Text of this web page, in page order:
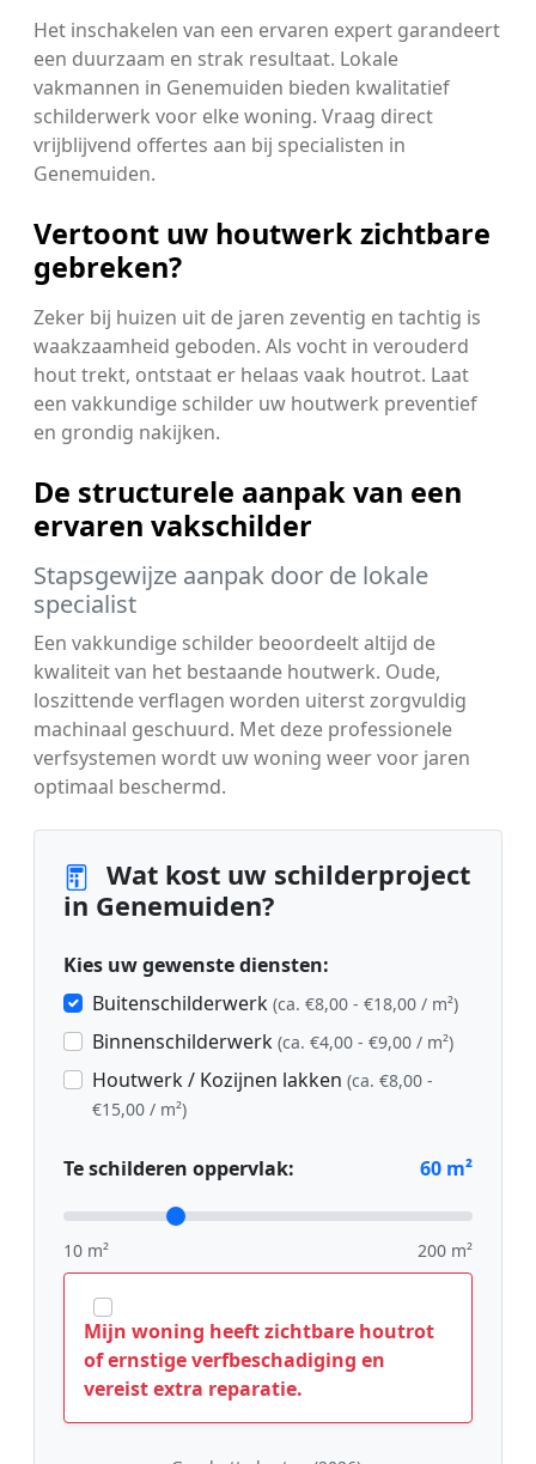
Het inschakelen van een ervaren expert garandeert
een duurzaam en strak resultaat. Lokale
vakmannen in Genemuiden bieden kwalitatief
schilderwerk voor elke woning. Vraag direct
vrijblijvend offertes aan bij specialisten in
Genemuiden.
Vertoont uw houtwerk zichtbare
gebreken?
Zeker bij huizen uit de jaren zeventig en tachtig is
waakzaamheid geboden. Als vocht in verouderd
hout trekt, ontstaat er helaas vaak houtrot. Laat
een vakkundige schilder uw houtwerk preventief
en grondig nakijken.
De structurele aanpak van een
ervaren vakschilder
Stapsgewijze aanpak door de lokale
specialist
Een vakkundige schilder beoordeelt altijd de
kwaliteit van het bestaande houtwerk. Oude,
loszittende verflagen worden uiterst zorgvuldig
machinaal geschuurd. Met deze professionele
verfsystemen wordt uw woning weer voor jaren
optimaal beschermd.
Wat kost uw schilderproject
in Genemuiden?
Kies uw gewenste diensten:
Buitenschilderwerk (ca. €8,00 - €18,00 / m²)
Binnenschilderwerk (ca. €4,00 - €9,00 / m²)
Houtwerk / Kozijnen lakken (ca. €8,00 -
€15,00 / m²)
Te schilderen oppervlak: 60 m²
10 m² 200 m²
Mijn woning heeft zichtbare houtrot
of ernstige verfbeschadiging en
vereist extra reparatie.